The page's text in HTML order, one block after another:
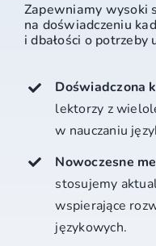
Zapewniamy wysoki
na doświadczeniu
i dbałości o potrzeby
Doświadczona
lektorzy z
w nauczaniu
Nowoczesne
stosujemy
wspierające
językowych.